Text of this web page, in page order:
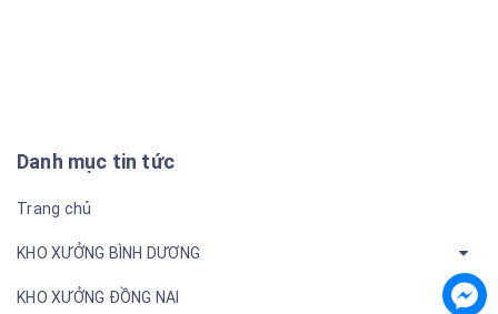
Danh mục tin tức
Trang chủ
KHO XƯỞNG BÌNH DƯƠNG
KHO XƯỞNG ĐỒNG NAI